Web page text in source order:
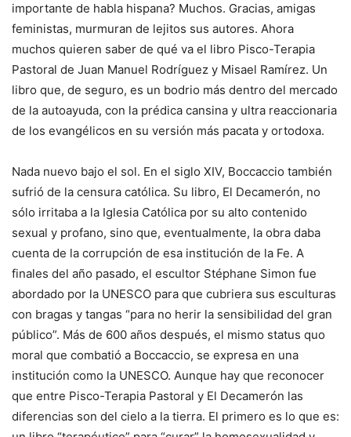
importante de habla hispana? Muchos. Gracias, amigas
feministas, murmuran de lejitos sus autores. Ahora
muchos quieren saber de qué va el libro Pisco-Terapia
Pastoral de Juan Manuel Rodríguez y Misael Ramírez. Un
libro que, de seguro, es un bodrio más dentro del mercado
de la autoayuda, con la prédica cansina y ultra reaccionaria
de los evangélicos en su versión más pacata y ortodoxa.
Nada nuevo bajo el sol. En el siglo XIV, Boccaccio también
sufrió de la censura católica. Su libro, El Decamerón, no
sólo irritaba a la Iglesia Católica por su alto contenido
sexual y profano, sino que, eventualmente, la obra daba
cuenta de la corrupción de esa institución de la Fe. A
finales del año pasado, el escultor Stéphane Simon fue
abordado por la UNESCO para que cubriera sus esculturas
con bragas y tangas “para no herir la sensibilidad del gran
público”. Más de 600 años después, el mismo status quo
moral que combatió a Boccaccio, se expresa en una
institución como la UNESCO. Aunque hay que reconocer
que entre Pisco-Terapia Pastoral y El Decamerón las
diferencias son del cielo a la tierra. El primero es lo que es: